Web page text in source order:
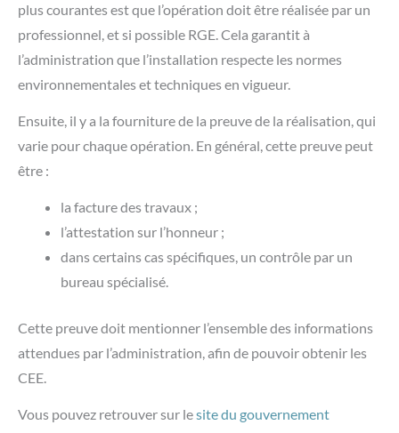
plus courantes est que l’opération doit être réalisée par un
professionnel, et si possible RGE. Cela garantit à
l’administration que l’installation respecte les normes
environnementales et techniques en vigueur.
Ensuite, il y a la fourniture de la preuve de la réalisation, qui
varie pour chaque opération. En général, cette preuve peut
être :
la facture des travaux ;
l’attestation sur l’honneur ;
dans certains cas spécifiques, un contrôle par un
bureau spécialisé.
Cette preuve doit mentionner l’ensemble des informations
attendues par l’administration, afin de pouvoir obtenir les
CEE.
Vous pouvez retrouver sur lesite du gouvernement